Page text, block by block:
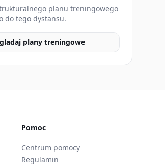
planu treningowego
do tego dystansu.
plany treningowe
Pomoc
Centrum pomocy
Regulamin